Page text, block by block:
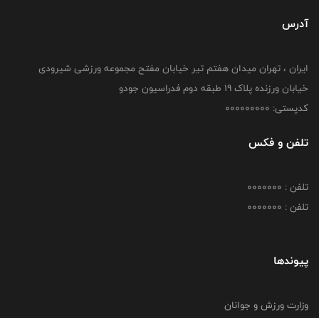
آدرس
ایران ، تهران میدان هفتم تیر خیابان مفتح مجموعه ورزشی شیرودی
خیابان ورزنده پلاک ۱۹ طبقه دوم فدراسیون جودو
کدپستی: 000000000
تلفن و فکس
تلفن : 0000000
تلفن : 0000000
پیوندها
وزارت ورزش و جوانان